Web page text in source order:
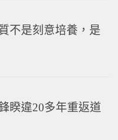
不是刻意培養，是
睽違20多年重返道